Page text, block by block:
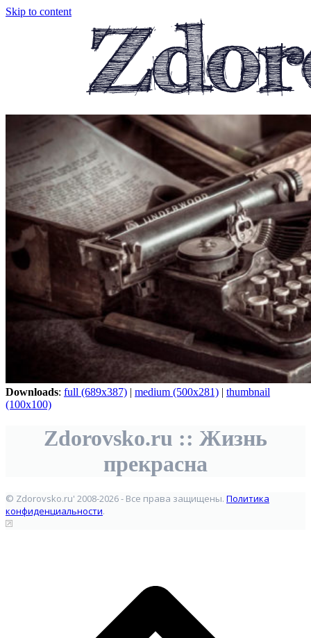
Skip to content
Downloads: full (689x387) | medium (500x281) | thumbnail
(100x100)
Zdorovsko.ru :: Жизнь
прекрасна
© Zdorovsko.ru' 2008-2026 - Все права защищены. Политика
конфиденциальности.